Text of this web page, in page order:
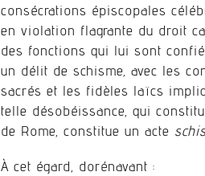
consécrations épiscopales
en violation flagrante du droit
des fonctions qui lui sont
un délit de schisme, avec les
sacrés et les fidèles laïcs
telle désobéissance, qui
de Rome, constitue un acte
À cet égard, dorénavant :